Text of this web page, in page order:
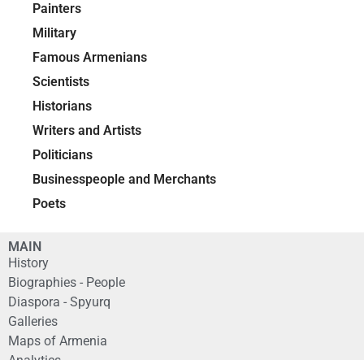
Painters
Military
Famous Armenians
Scientists
Historians
Writers and Artists
Politicians
Businesspeople and Merchants
Poets
MAIN
History
Biographies - People
Diaspora - Spyurq
Galleries
Maps of Armenia